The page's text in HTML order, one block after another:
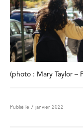
(photo : Mary Taylor –
Publié le 7 janvier 2022